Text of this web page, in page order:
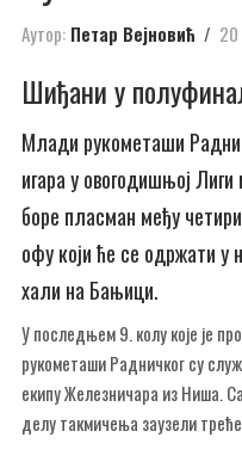
Аутор: Петар Вејновић
Ши­ђа­ни у
Мла­ди ру­ко­ме­та­ши
ига­ра у ово­го­ди­шњој
бо­ре пла­сман ме­ђу
офу ко­ји ће се одр­жа­ти
ха­ли на Ба­њи­ци.
У по­след­њем 9. ко­лу ко­је је
ру­ко­ме­та­ши Рад­нич­ког су
еки­пу Же­ле­зни­ча­ра из Ни­ша.
де­лу так­ми­че­ња за­у­зе­ли